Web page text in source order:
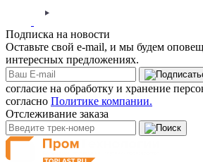
Подписка на новости
Оставьте свой e-mail, и мы будем
интересных предложениях.
согласие на обработку и хранение
согласно Политике компании.
Отслеживание заказа